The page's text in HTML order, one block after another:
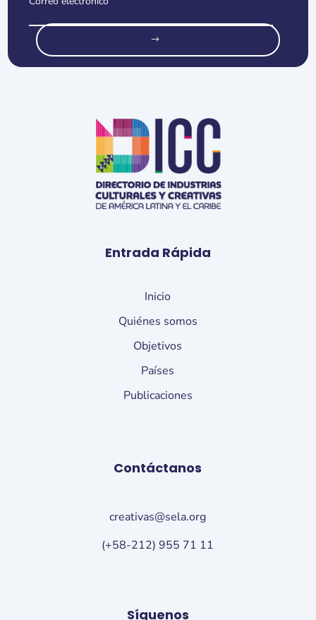
Entrada Rápida
Inicio
Quiénes somos
Objetivos
Países
Publicaciones
Contáctanos
creativas@sela.org
(+58-212) 955 71 11
Síguenos